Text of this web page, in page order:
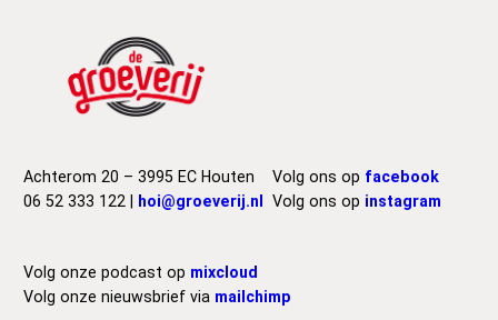
Achterom 20 – 3995 EC Houten
06 52 333 122 |
hoi@groeverij.nl
Volg ons op facebook
Volg ons op instagram
Volg onze podcast op mixcloud
Volg onze nieuwsbrief via mailchimp